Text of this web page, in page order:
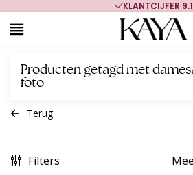
KLANTCIJFER 9.1
Producten getagd met
foto
Terug
Filters